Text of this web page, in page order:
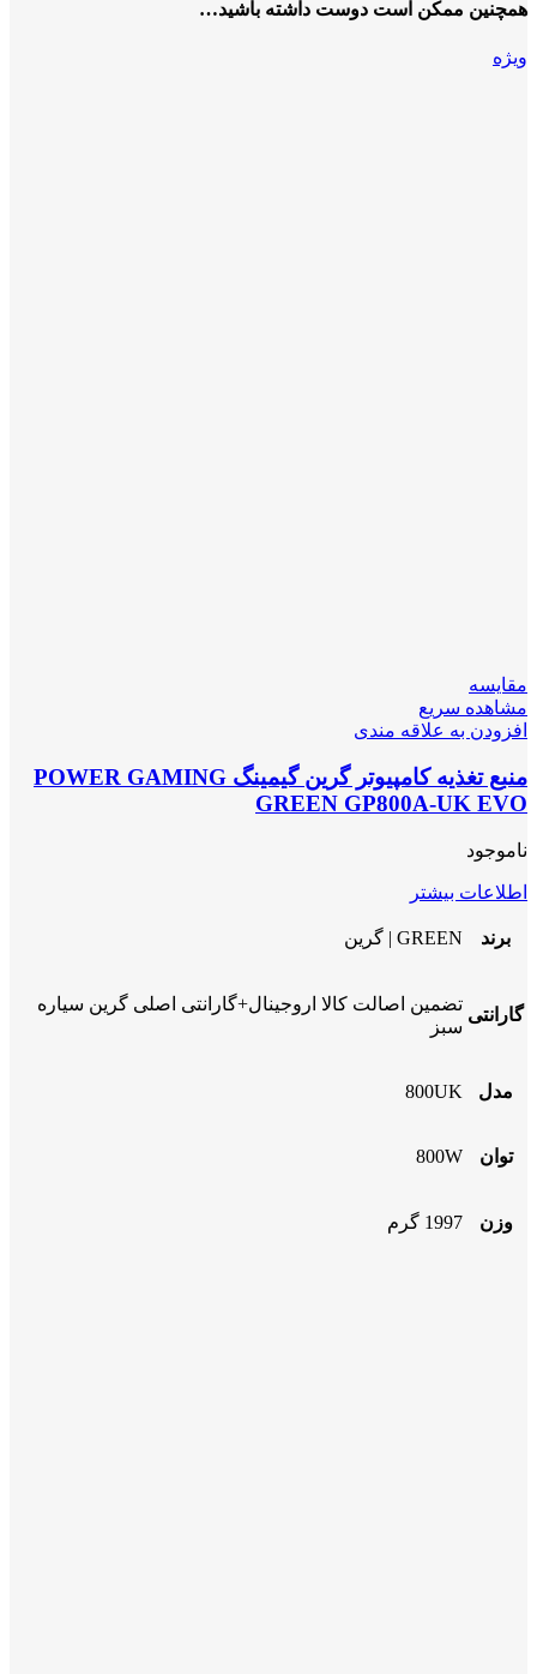
همچنین ممکن است دوست داشته باشید…
ویژه
مقایسه
مشاهده سریع
افزودن به علاقه مندی
منبع تغذیه کامپیوتر گرین گیمینگ POWER GAMING
GREEN GP800A-UK EVO
ناموجود
اطلاعات بیشتر
برند GREEN | گرین
گارانتی
تضمین اصالت کالا اروجینال+گارانتی اصلی گرین سیاره
سبز
مدل 800UK
توان 800W
وزن 1997 گرم